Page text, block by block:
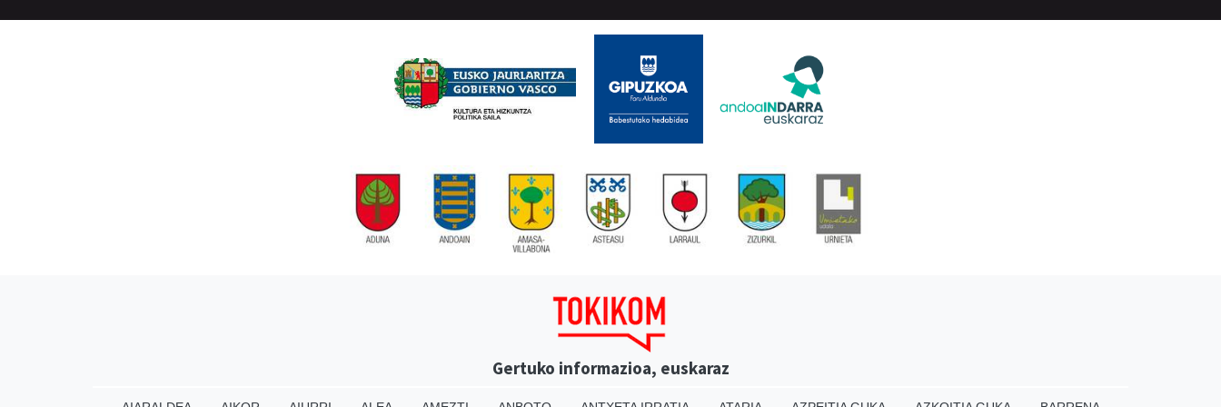
Gertuko informazioa, euskaraz